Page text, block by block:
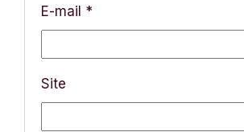
E-mail *
Site